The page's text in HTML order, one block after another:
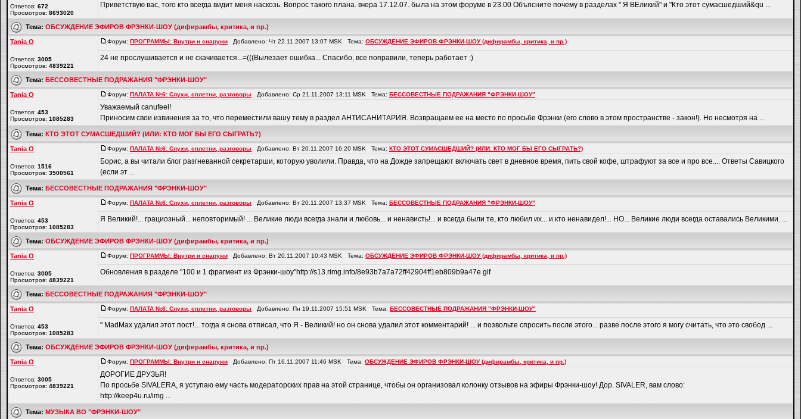
Ответов: 672
Просмотров: 8693020
Приветствую вас, того кто всегда видит меня наскозь. Вопрос такого плана. вчера 17.12.07. была на этом форуме в 23.00 Объясните почему в разделах " Я ВЕликий" и "Кто этот сумасшедший&qu ...
Тема: ОБСУЖДЕНИЕ ЭФИРОВ ФРЭНКИ-ШОУ (дифирамбы, критика, и пр.)
Tania O
Ответов: 3005
Просмотров: 4839221
Форум: ПРОГРАММЫ: Внутри и снаружи Добавлено: Чт 22.11.2007 13:07 MSK Тема: ОБСУЖДЕНИЕ ЭФИРОВ ФРЭНКИ-ШОУ (дифирамбы, критика, и пр.)
24 не прослушивается и не скачивается...=(((Вылезает ошибка... Спасибо, все поправили, теперь работает :)
Тема: БЕССОВЕСТНЫЕ ПОДРАЖАНИЯ "ФРЭНКИ-ШОУ"
Tania O
Ответов: 453
Просмотров: 1085283
Форум: ПАЛАТА №6: Слухи, сплетни, разговоры Добавлено: Ср 21.11.2007 13:11 MSK Тема: БЕССОВЕСТНЫЕ ПОДРАЖАНИЯ "ФРЭНКИ-ШОУ"
Уважаемый canufeel!
Приносим свои извинения за то, что переместили вашу тему в раздел АНТИСАНИТАРИЯ. Возвращаем ее на место по просьбе Фрэнки (его слово в этом пространстве - закон!). Но несмотря на ...
Тема: КТО ЭТОТ СУМАСШЕДШИЙ? (ИЛИ: КТО МОГ БЫ ЕГО СЫГРАТЬ?)
Tania O
Ответов: 1516
Просмотров: 3500561
Форум: ПАЛАТА №6: Слухи, сплетни, разговоры Добавлено: Вт 20.11.2007 16:20 MSK Тема: КТО ЭТОТ СУМАСШЕДШИЙ? (ИЛИ: КТО МОГ БЫ ЕГО СЫГРАТЬ?)
Борис, а вы читали блог разгневанной секретарши, которую уволили. Правда, что на Дожде запрещают включать свет в дневное время, пить свой кофе, штрафуют за все и про все.... Ответы Савицкого
(если эт ...
Тема: БЕССОВЕСТНЫЕ ПОДРАЖАНИЯ "ФРЭНКИ-ШОУ"
Tania O
Ответов: 453
Просмотров: 1085283
Форум: ПАЛАТА №6: Слухи, сплетни, разговоры Добавлено: Вт 20.11.2007 13:37 MSK Тема: БЕССОВЕСТНЫЕ ПОДРАЖАНИЯ "ФРЭНКИ-ШОУ"
Я Великий!... грациозный... неповторимый! ... Великие люди всегда знали и любовь... и ненависть!... и всегда были те, кто любил их... и кто ненавидел!... НО... Великие люди всегда оставались Великими. ...
Тема: ОБСУЖДЕНИЕ ЭФИРОВ ФРЭНКИ-ШОУ (дифирамбы, критика, и пр.)
Tania O
Ответов: 3005
Просмотров: 4839221
Форум: ПРОГРАММЫ: Внутри и снаружи Добавлено: Вт 20.11.2007 10:43 MSK Тема: ОБСУЖДЕНИЕ ЭФИРОВ ФРЭНКИ-ШОУ (дифирамбы, критика, и пр.)
Обновления в разделе "100 и 1 фрагмент из Фрэнки-шоу"http://s13.rimg.info/8e93b7a7a72ff42904ff1eb809b9a47e.gif
Тема: БЕССОВЕСТНЫЕ ПОДРАЖАНИЯ "ФРЭНКИ-ШОУ"
Tania O
Ответов: 453
Просмотров: 1085283
Форум: ПАЛАТА №6: Слухи, сплетни, разговоры Добавлено: Пн 19.11.2007 15:51 MSK Тема: БЕССОВЕСТНЫЕ ПОДРАЖАНИЯ "ФРЭНКИ-ШОУ"
" MadMax удалил этот пост!... тогда я снова отписал, что Я - Великий! но он снова удалил этот комментарий! ... и позвольте спросить после этого... разве после этого я могу считать, что это свобод ...
Тема: ОБСУЖДЕНИЕ ЭФИРОВ ФРЭНКИ-ШОУ (дифирамбы, критика, и пр.)
Tania O
Ответов: 3005
Просмотров: 4839221
Форум: ПРОГРАММЫ: Внутри и снаружи Добавлено: Пт 16.11.2007 11:46 MSK Тема: ОБСУЖДЕНИЕ ЭФИРОВ ФРЭНКИ-ШОУ (дифирамбы, критика, и пр.)
ДОРОГИЕ ДРУЗЬЯ!
По просьбе SIVALERA, я уступаю ему часть модераторских прав на этой странице, чтобы он организовал колонку отзывов на эфиры Фрэнки-шоу! Дор. SIVALER, вам слово:
http://keep4u.ru/img ...
Тема: МУЗЫКА ВО "ФРЭНКИ-ШОУ"